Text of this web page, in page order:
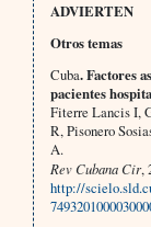
ADVIERTEN
Otros temas
Cuba. Factores
pacientes
Fiterre Lancis I,
R, Pisonero
A.
Rev Cubana Cir,
http://